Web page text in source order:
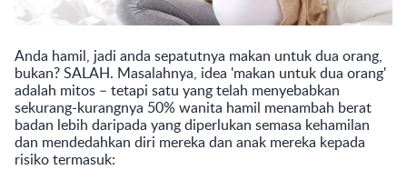
Anda hamil, jadi anda sepatutnya makan untuk dua orang,
bukan? SALAH. Masalahnya, idea 'makan untuk dua orang'
adalah mitos – tetapi satu yang telah menyebabkan
sekurang-kurangnya 50% wanita hamil menambah berat
badan lebih daripada yang diperlukan semasa kehamilan
dan mendedahkan diri mereka dan anak mereka kepada
risiko termasuk: